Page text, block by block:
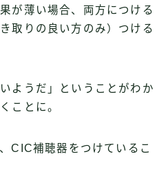
が薄い場合、両方につける
取りの良い方のみ）つける
ようだ」ということがわか
ことに。
CIC補聴器をつけているこ